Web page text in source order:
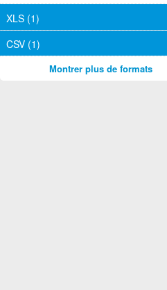
XLS (1)
CSV (1)
Montrer plus de formats